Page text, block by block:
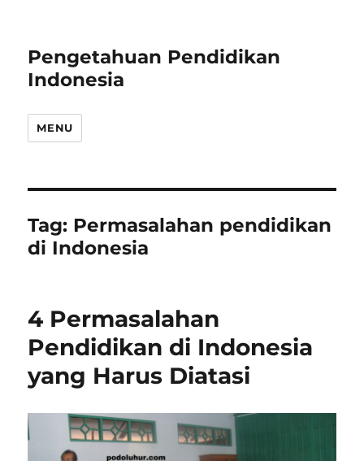
Pengetahuan Pendidikan
Indonesia
MENU
Tag: Permasalahan pendidikan
di Indonesia
4 Permasalahan
Pendidikan di Indonesia
yang Harus Diatasi